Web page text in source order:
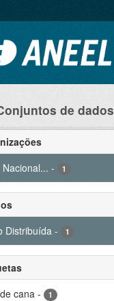
de dados
- 1
Distribuída - 1
cana - 1